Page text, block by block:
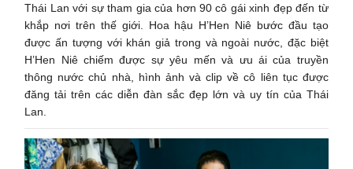
Thái Lan với sự tham gia của hơn 90 cô gái xinh đẹp đến từ
khắp nơi trên thế giới. Hoa hậu H’Hen Niê bước đầu tạo
được ấn tượng với khán giả trong và ngoài nước, đặc biệt
H’Hen Niê chiếm được sự yêu mến và ưu ái của truyền
thông nước chủ nhà, hình ảnh và clip về cô liên tục được
đăng tải trên các diễn đàn sắc đẹp lớn và uy tín của Thái
Lan.